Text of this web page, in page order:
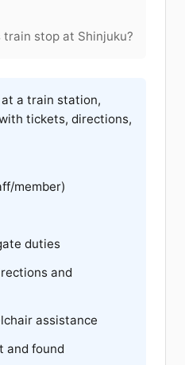
train stop at Shinjuku?
a train station,
tickets, directions,
member)
duties
and
assistance
and found